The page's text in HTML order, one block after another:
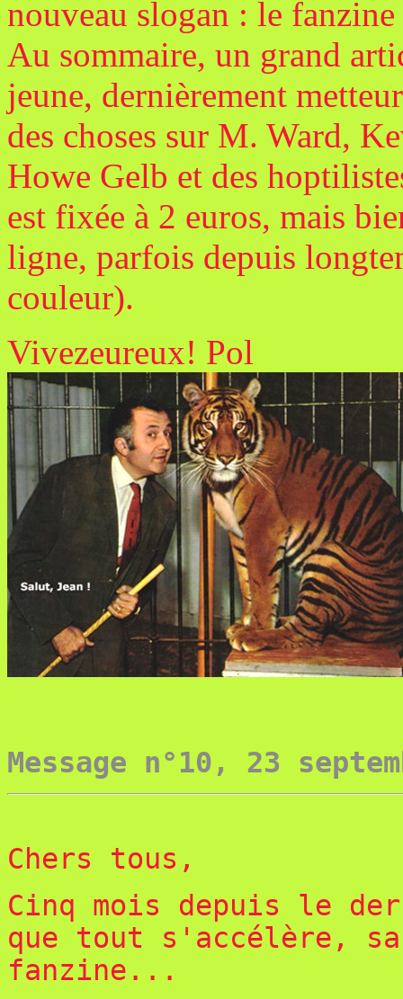
nouveau slogan : le
Au sommaire, un grand
jeune, dernièrement
des choses sur M. Ward,
Howe Gelb et des
est fixée à 2 euros, mais
ligne, parfois depuis
couleur).
Vivezeureux! Pol
Message n°10, 23
Chers tous,
Cinq mois depuis le
que tout s'accélère,
fanzine...